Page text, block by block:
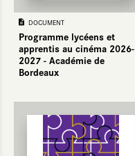
DOCUMENT
Programme lycéens et
apprentis au cinéma 2026-
2027 - Académie de
Bordeaux